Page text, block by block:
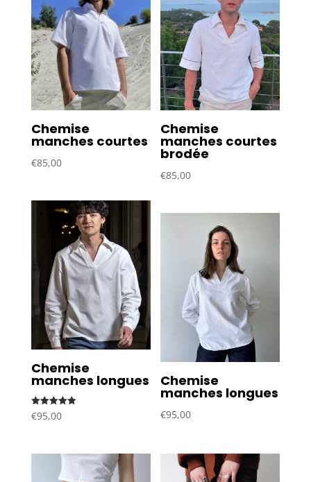
Chemise
manches courtes
€85,00
Chemise
manches courtes
brodée
€85,00
Chemise
manches longues
Note
5.00
€95,00
Chemise
manches longues
€95,00